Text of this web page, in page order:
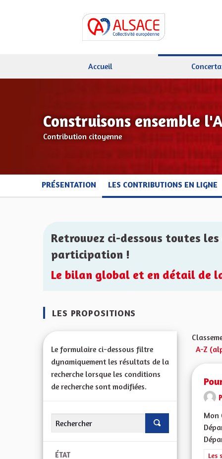
Accueil
Construisons ensemble
Contribution citoyenne
PRÉSENTATION LES CONTRIBUTIONS EN LIGNE
Retrouvez ci-dessous toutes
participation !
Le bilan global et en détail de
LES PROPOSITIONS
Le formulaire ci-dessous filtre
dynamiquement les résultats de la
recherche lorsque les conditions
de recherche sont modifiées.
ÉTAT
A-Z
Mon
Les